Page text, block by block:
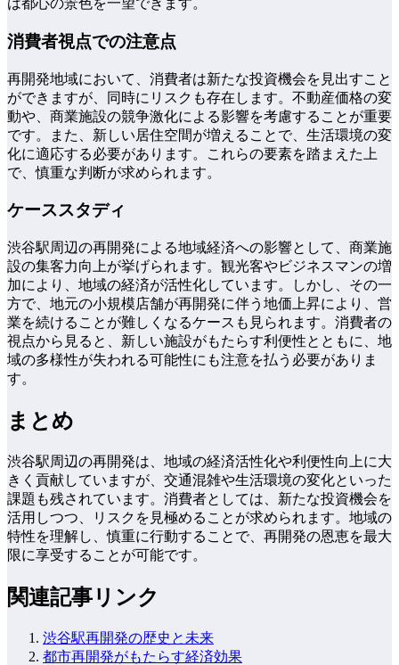
は都心の景色を一望できます。
消費者視点での注意点
再開発地域において、消費者は新たな投資機会を見出すこと
ができますが、同時にリスクも存在します。不動産価格の変
動や、商業施設の競争激化による影響を考慮することが重要
です。また、新しい居住空間が増えることで、生活環境の変
化に適応する必要があります。これらの要素を踏まえた上
で、慎重な判断が求められます。
ケーススタディ
渋谷駅周辺の再開発による地域経済への影響として、商業施
設の集客力向上が挙げられます。観光客やビジネスマンの増
加により、地域の経済が活性化しています。しかし、その一
方で、地元の小規模店舗が再開発に伴う地価上昇により、営
業を続けることが難しくなるケースも見られます。消費者の
視点から見ると、新しい施設がもたらす利便性とともに、地
域の多様性が失われる可能性にも注意を払う必要がありま
す。
まとめ
渋谷駅周辺の再開発は、地域の経済活性化や利便性向上に大
きく貢献していますが、交通混雑や生活環境の変化といった
課題も残されています。消費者としては、新たな投資機会を
活用しつつ、リスクを見極めることが求められます。地域の
特性を理解し、慎重に行動することで、再開発の恩恵を最大
限に享受することが可能です。
関連記事リンク
渋谷駅再開発の歴史と未来
都市再開発がもたらす経済効果